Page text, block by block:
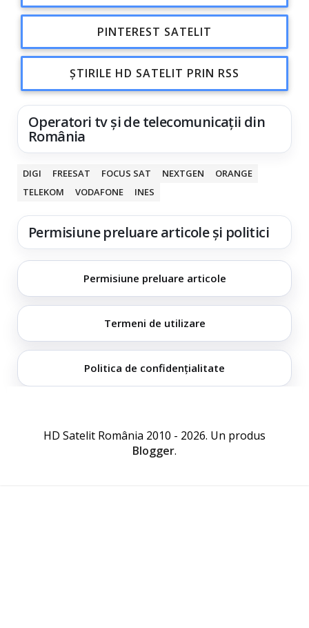
PINTEREST SATELIT
ȘTIRILE HD SATELIT PRIN RSS
Operatori tv și de telecomunicații din
România
DIGI FREESAT FOCUS SAT NEXTGEN
ORANGE
TELEKOM
VODAFONE INES
Permisiune preluare articole și politici
Permisiune preluare articole
Termeni de utilizare
Politica de confidențialitate
HD Satelit România 2010 - 2026. Un produs
Blogger.